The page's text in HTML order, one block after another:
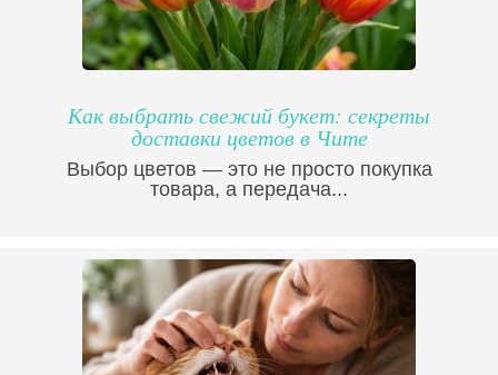
Как выбрать свежий букет: секреты
доставки цветов в Чите
Выбор цветов — это не просто покупка
товара, а передача...